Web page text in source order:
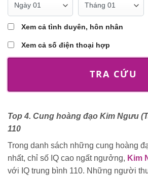
Xem cả tình duyên, hôn nhân
Xem cả số điện thoại hợp
TRA CỨU
Top 4. Cung hoàng đạo Kim Ngưu
110
Trong danh sách những cung hoàng
nhất, chỉ số IQ cao ngất ngưởng, Kim
với IQ trung bình 110. Những người